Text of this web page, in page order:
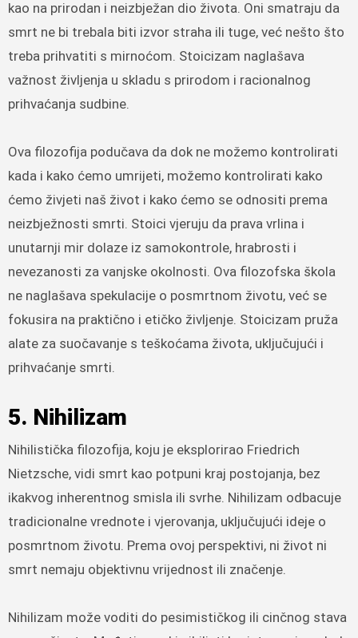
kao na prirodan i neizbježan dio života. Oni smatraju da
smrt ne bi trebala biti izvor straha ili tuge, već nešto što
treba prihvatiti s mirnoćom. Stoicizam naglašava
važnost življenja u skladu s prirodom i racionalnog
prihvaćanja sudbine.
Ova filozofija podučava da dok ne možemo kontrolirati
kada i kako ćemo umrijeti, možemo kontrolirati kako
ćemo živjeti naš život i kako ćemo se odnositi prema
neizbježnosti smrti. Stoici vjeruju da prava vrlina i
unutarnji mir dolaze iz samokontrole, hrabrosti i
nevezanosti za vanjske okolnosti. Ova filozofska škola
ne naglašava spekulacije o posmrtnom životu, već se
fokusira na praktično i etičko življenje. Stoicizam pruža
alate za suočavanje s teškoćama života, uključujući i
prihvaćanje smrti.
5. Nihilizam
Nihilistička filozofija, koju je eksplorirao Friedrich
Nietzsche, vidi smrt kao potpuni kraj postojanja, bez
ikakvog inherentnog smisla ili svrhe. Nihilizam odbacuje
tradicionalne vrednote i vjerovanja, uključujući ideje o
posmrtnom životu. Prema ovoj perspektivi, ni život ni
smrt nemaju objektivnu vrijednost ili značenje.
Nihilizam može voditi do pesimističkog ili cinčnog stava